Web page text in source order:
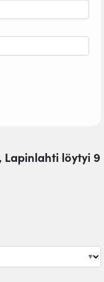
Lapinlahti löytyi 9
▼